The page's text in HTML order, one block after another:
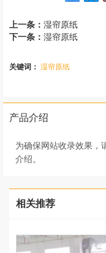
上一条：湿帘原纸
下一条：湿帘原纸
关键词：湿帘原纸
产品介绍
为确保网站收录效果，
介绍。
相关推荐